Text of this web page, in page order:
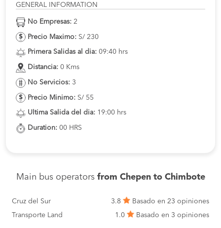
GENERAL INFORMATION
No Empresas: 2
Precio Maximo: S/ 230
Primera Salidas al dia: 09:40 hrs
Distancia: 0 Kms
No Servicios: 3
Precio Minimo: S/ 55
Ultima Salida del dia: 19:00 hrs
Duration: 00 HRS
Main bus operators from Chepen to Chimbote
Cruz del Sur 3.8
Basado en 23 opiniones
Transporte Land
1.0 Basado en 3 opiniones